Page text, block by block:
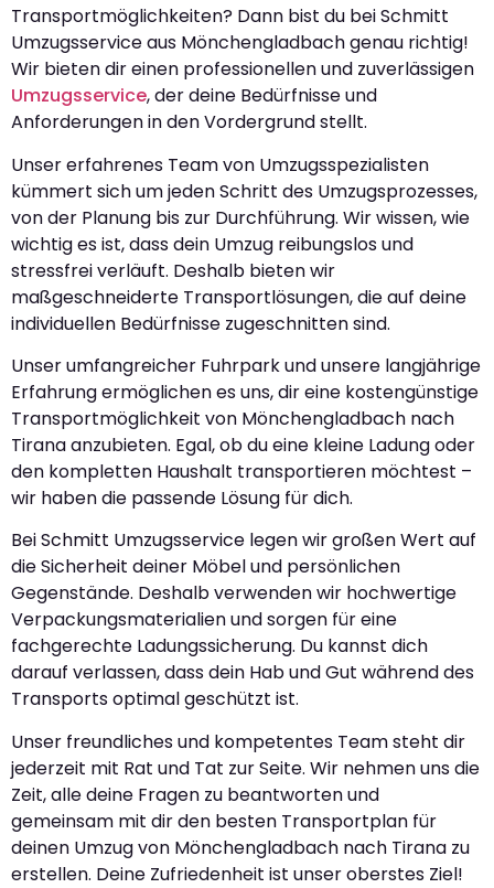
Transportmöglichkeiten? Dann bist du bei Schmitt
Umzugsservice aus Mönchengladbach genau richtig!
Wir bieten dir einen professionellen und zuverlässigen
Umzugsservice, der deine Bedürfnisse und
Anforderungen in den Vordergrund stellt.
Unser erfahrenes Team von Umzugsspezialisten
kümmert sich um jeden Schritt des Umzugsprozesses,
von der Planung bis zur Durchführung. Wir wissen, wie
wichtig es ist, dass dein Umzug reibungslos und
stressfrei verläuft. Deshalb bieten wir
maßgeschneiderte Transportlösungen, die auf deine
individuellen Bedürfnisse zugeschnitten sind.
Unser umfangreicher Fuhrpark und unsere langjährige
Erfahrung ermöglichen es uns, dir eine kostengünstige
Transportmöglichkeit von Mönchengladbach nach
Tirana anzubieten. Egal, ob du eine kleine Ladung oder
den kompletten Haushalt transportieren möchtest –
wir haben die passende Lösung für dich.
Bei Schmitt Umzugsservice legen wir großen Wert auf
die Sicherheit deiner Möbel und persönlichen
Gegenstände. Deshalb verwenden wir hochwertige
Verpackungsmaterialien und sorgen für eine
fachgerechte Ladungssicherung. Du kannst dich
darauf verlassen, dass dein Hab und Gut während des
Transports optimal geschützt ist.
Unser freundliches und kompetentes Team steht dir
jederzeit mit Rat und Tat zur Seite. Wir nehmen uns die
Zeit, alle deine Fragen zu beantworten und
gemeinsam mit dir den besten Transportplan für
deinen Umzug von Mönchengladbach nach Tirana zu
erstellen. Deine Zufriedenheit ist unser oberstes Ziel!